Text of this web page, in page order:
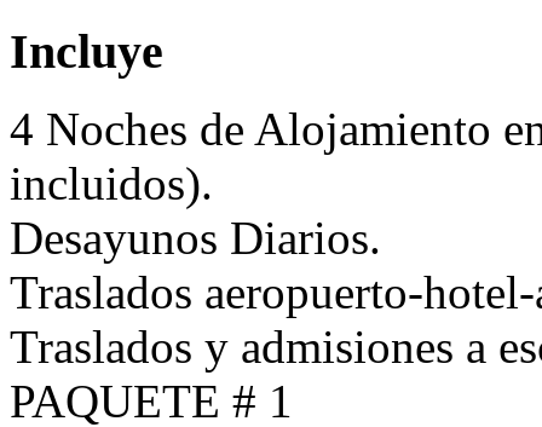
Incluye
4 Noches de Alojamiento
incluidos).
Desayunos Diarios.
Traslados aeropuerto-
Traslados y admisiones a
PAQUETE # 1